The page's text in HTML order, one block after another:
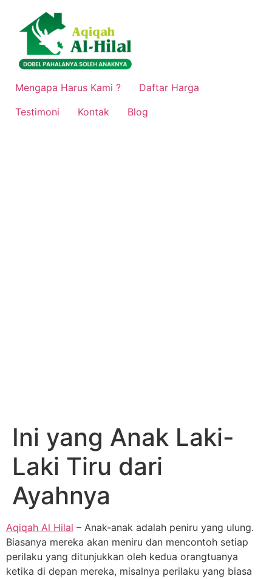
konten
Mengapa Harus Kami ?
Daftar Harga
Testimoni
Kontak Blog
Ini yang Anak Laki-
Laki Tiru dari
Ayahnya
Aqiqah Al Hilal – Anak-anak adalah peniru yang ulung.
Biasanya mereka akan meniru dan mencontoh setiap
perilaku yang ditunjukkan oleh kedua orangtuanya
ketika di depan mereka, misalnya perilaku yang biasa